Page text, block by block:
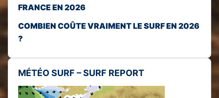
FRANCE EN 2026
COMBIEN COÛTE VRAIMENT LE SURF EN 2026
?
MÉTÉO SURF – SURF REPORT